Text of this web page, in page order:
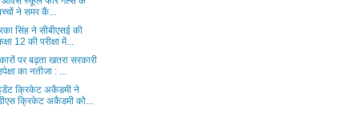
ने समर कैं...
सिंह ने सीबीएसई की
12 की परीक्षा में...
पर बढ़ता खतरा सरकारी
का नतीजा : ...
क्रिकेट अकैडमी ने
क्रिकेट अकैडमी को...